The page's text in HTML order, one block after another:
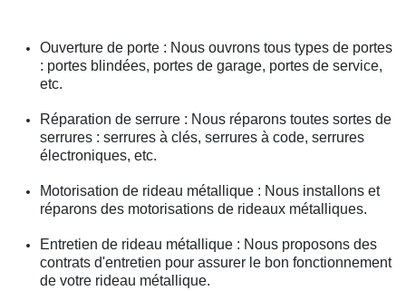
Ouverture de porte : Nous ouvrons tous types de portes
: portes blindées, portes de garage, portes de service,
etc.
Réparation de serrure : Nous réparons toutes sortes de
serrures : serrures à clés, serrures à code, serrures
électroniques, etc.
Motorisation de rideau métallique : Nous installons et
réparons des motorisations de rideaux métalliques.
Entretien de rideau métallique : Nous proposons des
contrats d'entretien pour assurer le bon fonctionnement
de votre rideau métallique.